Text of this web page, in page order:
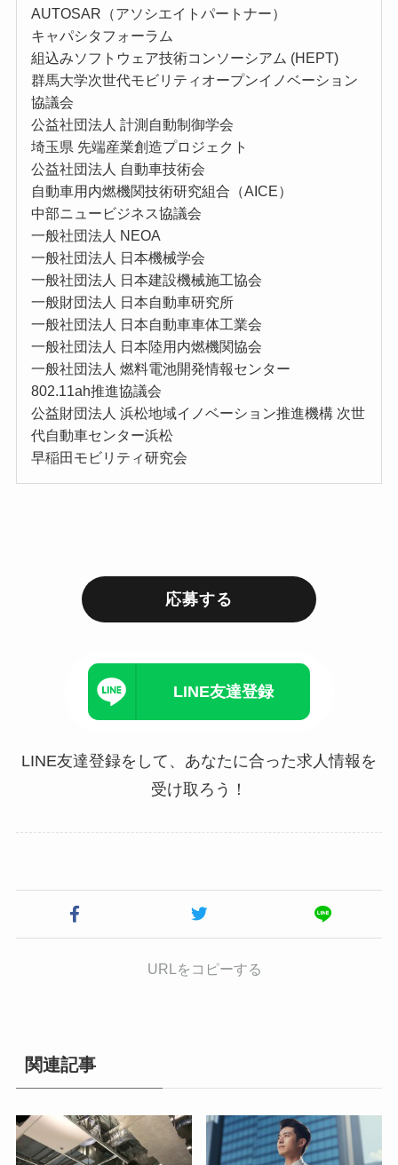
AUTOSAR（アソシエイトパートナー）
キャパシタフォーラム
組込みソフトウェア技術コンソーシアム (HEPT)
群馬大学次世代モビリティオープンイノベーション
協議会
公益社団法⼈ 計測⾃動制御学会
埼玉県 先端産業創造プロジェクト
公益社団法人 自動車技術会
自動車用内燃機関技術研究組合（AICE）
中部ニュービジネス協議会
一般社団法人 NEOA
一般社団法人 日本機械学会
一般社団法人 日本建設機械施工協会
一般財団法人 日本自動車研究所
一般社団法人 日本自動車車体工業会
一般社団法人 日本陸用内燃機関協会
一般社団法人 燃料電池開発情報センター
802.11ah推進協議会
公益財団法人 浜松地域イノベーション推進機構 次世
代自動車センター浜松
早稲田モビリティ研究会
応募する
LINE友達登録
LINE友達登録をして、あなたに合った求人情報を
受け取ろう！
URLをコピーする
関連記事